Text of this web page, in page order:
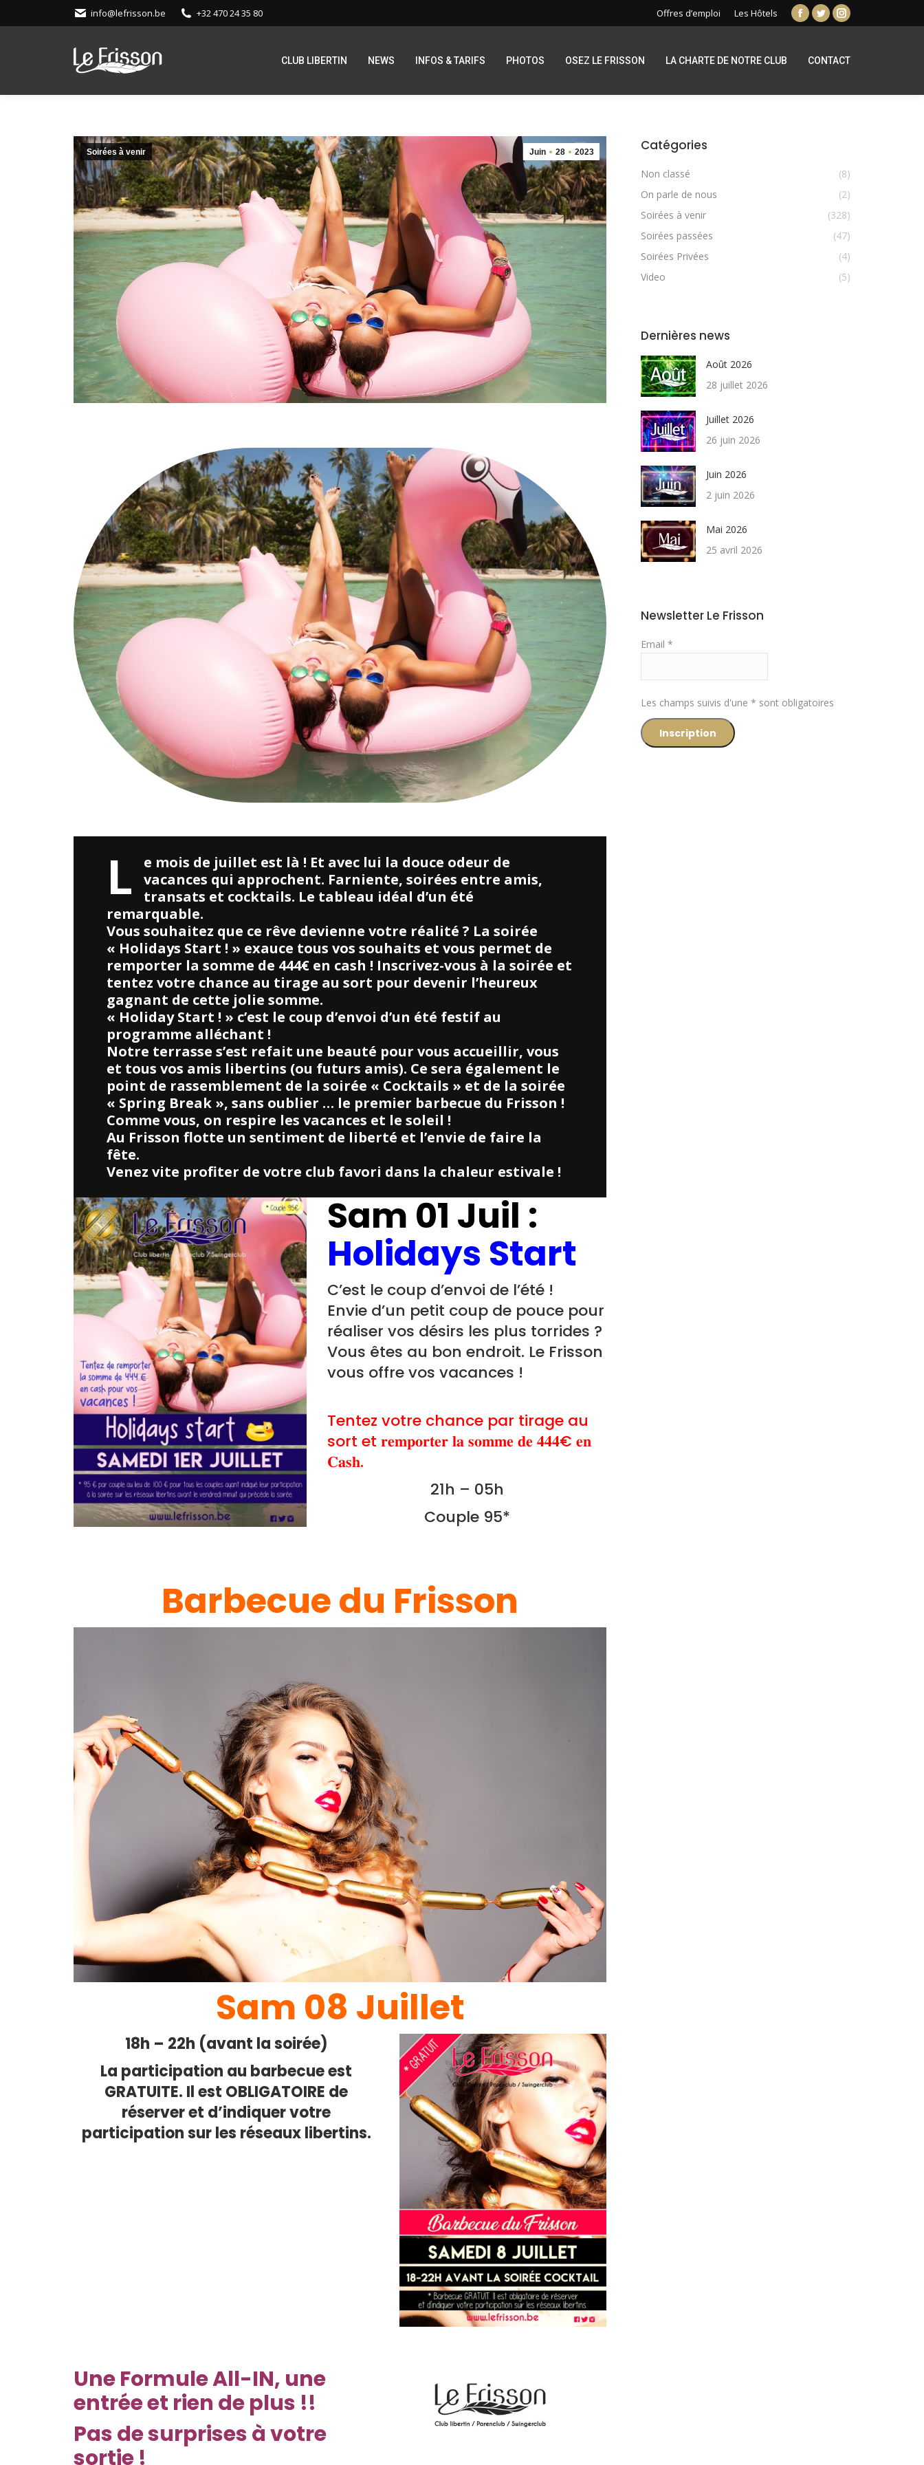
info@lefrisson.be +32 470 24 35 80 Offres d’emploi Les Hôtels
Facebook
opens
new
Twitter
opens
new
Instagram
opens
new
CLUB LIBERTIN NEWS INFOS & TARIFS PHOTOS OSEZ LE FRISSON LA CHARTE DE NOTRE CLUB CONTACT
Juin 28 2023
Soirées à venir
L
e mois de juillet est là ! Et avec lui la douce odeur de
vacances qui approchent. Farniente, soirées entre amis,
transats et cocktails. Le tableau idéal d’un été
remarquable.
Vous souhaitez que ce rêve devienne votre réalité ? La soirée
« Holidays Start ! » exauce tous vos souhaits et vous permet de
remporter la somme de 444€ en cash ! Inscrivez-vous à la soirée et
tentez votre chance au tirage au sort pour devenir l’heureux
gagnant de cette jolie somme.
« Holiday Start ! » c’est le coup d’envoi d’un été festif au
programme alléchant !
Notre terrasse s’est refait une beauté pour vous accueillir, vous
et tous vos amis libertins (ou futurs amis). Ce sera également le
point de rassemblement de la soirée « Cocktails » et de la soirée
« Spring Break », sans oublier … le premier barbecue du Frisson !
Comme vous, on respire les vacances et le soleil !
Au Frisson flotte un sentiment de liberté et l’envie de faire la
fête.
Venez vite profiter de votre club favori dans la chaleur estivale !
Sam 01 Juil :
Holidays Start
C’est le coup d’envoi de l’été !
Envie d’un petit coup de pouce pour
réaliser vos désirs les plus torrides ?
Vous êtes au bon endroit. Le Frisson
vous offre vos vacances !
Tentez votre chance par tirage au
sort et 𝐫𝐞𝐦𝐩𝐨𝐫𝐭𝐞𝐫 𝐥𝐚 𝐬𝐨𝐦𝐦𝐞 𝐝𝐞 𝟒𝟒𝟒€ 𝐞𝐧
𝐂𝐚𝐬𝐡.
21h – 05h
Couple 95*
Barbecue du Frisson
Sam 08 Juillet
18h – 22h (avant la soirée)
La participation au barbecue est
GRATUITE. Il est OBLIGATOIRE de
réserver et d’indiquer votre
participation sur les réseaux libertins.
Une Formule All-IN, une
entrée et rien de plus !!
Pas de surprises à votre
sortie !
Catégories
Non classé
(8)
On parle de nous
(2)
Soirées à venir
(328)
Soirées passées
(47)
Soirées Privées
(4)
Video
(5)
Dernières news
Août 2026
28 juillet 2026
Juillet 2026
26 juin 2026
Juin 2026
2 juin 2026
Mai 2026
25 avril 2026
Newsletter Le Frisson
Email *
Les champs suivis d'une * sont obligatoires